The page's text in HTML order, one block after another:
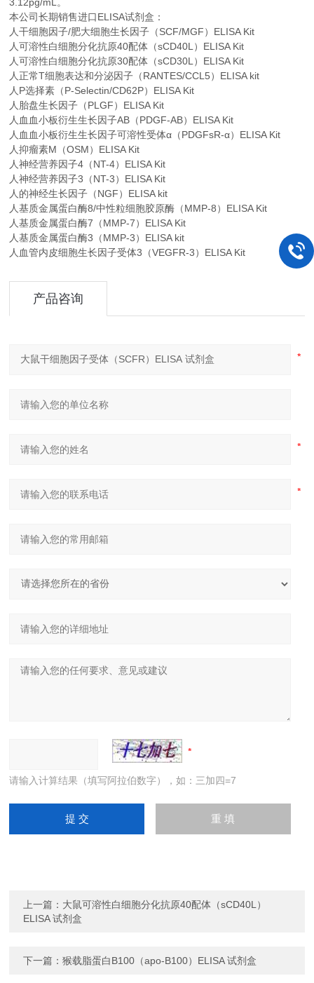
本公司长期销售进口ELISA试剂盒：
人干细胞因子/肥大细胞生长因子（SCF/MGF）ELISA Kit
人可溶性白细胞分化抗原40配体（sCD40L）ELISA Kit
人可溶性白细胞分化抗原30配体（sCD30L）ELISA Kit
人正常T细胞表达和分泌因子（RANTES/CCL5）ELISA kit
人P选择素（P-Selectin/CD62P）ELISA Kit
人胎盘生长因子（PLGF）ELISA Kit
人血血小板衍生生长因子AB（PDGF-AB）ELISA Kit
人血血小板衍生生长因子可溶性受体α（PDGFsR-α）ELISA Kit
人抑瘤素M（OSM）ELISA Kit
人神经营养因子4（NT-4）ELISA Kit
人神经营养因子3（NT-3）ELISA Kit
人的神经生长因子（NGF）ELISA kit
人基质金属蛋白酶8/中性粒细胞胶原酶（MMP-8）ELISA Kit
人基质金属蛋白酶7（MMP-7）ELISA Kit
人基质金属蛋白酶3（MMP-3）ELISA kit
人血管内皮细胞生长因子受体3（VEGFR-3）ELISA Kit
产品咨询
请输入计算结果（填写阿拉伯数字），如：三加四=7
上一篇： 大鼠可溶性白细胞分化抗原40配体（sCD40L）
ELISA 试剂盒
下一篇：猴载脂蛋白B100（apo-B100）ELISA 试剂盒